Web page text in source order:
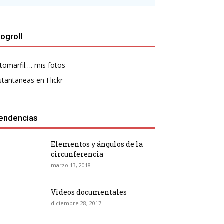
mis fotos
en Flickr
Elementos y ángulos de la
circunferencia
marzo 13, 2018
Videos documentales
diciembre 28, 2017